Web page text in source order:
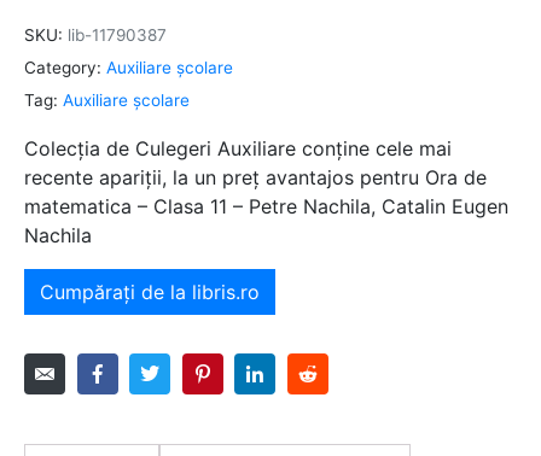
SKU: lib-11790387
Category: Auxiliare şcolare
Tag: Auxiliare şcolare
Colecția de Culegeri Auxiliare conține cele mai
recente apariții, la un preț avantajos pentru Ora de
matematica – Clasa 11 – Petre Nachila, Catalin Eugen
Nachila
Cumpărați de la libris.ro